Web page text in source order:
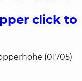
click to
(01705)